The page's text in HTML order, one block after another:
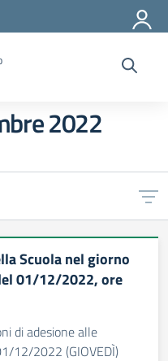
2022
Scuola nel giorno
01/12/2022, ore
di adesione alle
12/2022 (GIOVEDÌ)